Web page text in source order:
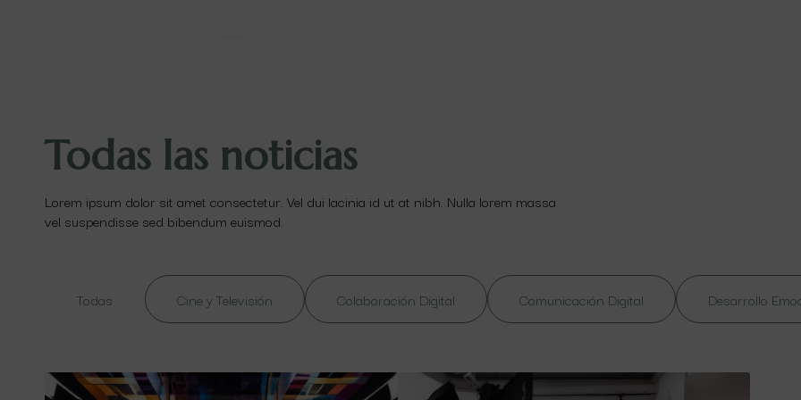
Todas las noticias
Lorem ipsum dolor sit amet consectetur. Vel dui lacinia id ut at nibh. Nulla lorem massa
vel suspendisse sed bibendum euismod.
Todas Cine y Televisión Colaboración Digital Comunicación Digital Desarrollo